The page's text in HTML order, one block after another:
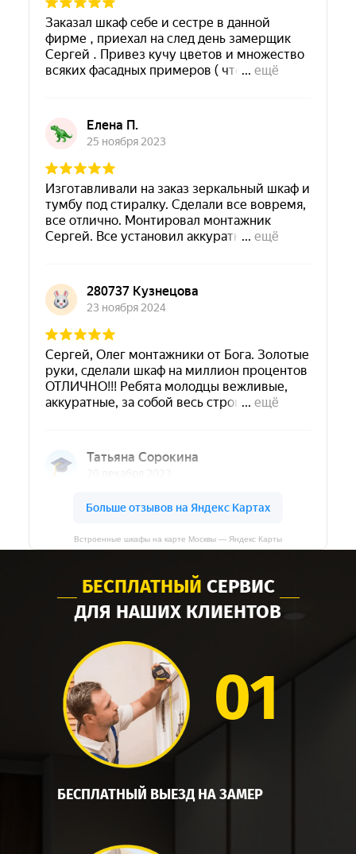
Встроенные шкафы на карте Москвы — Яндекс Карты
БЕСПЛАТНЫЙ ВЫЕЗД НА ЗАМЕР
01
БЕСПЛАТНЫЙ СЕРВИС
ДЛЯ НАШИХ КЛИЕНТОВ